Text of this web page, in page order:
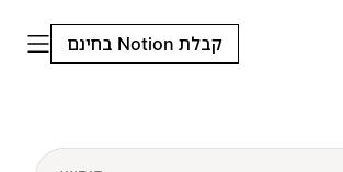
קבלת Notion בחינם